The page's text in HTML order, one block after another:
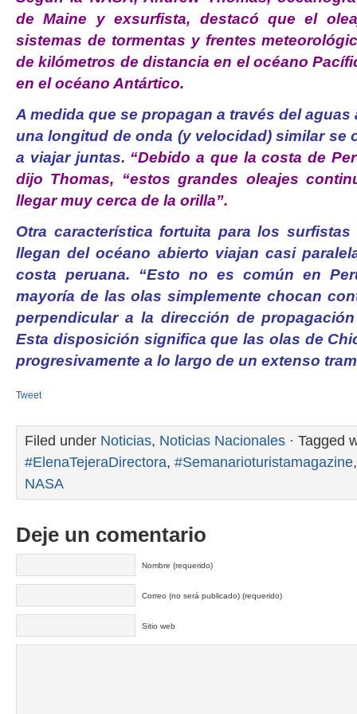
de Maine y exsurfista, destacó que el
sistemas de tormentas y frentes
de kilómetros de distancia en el océano
en el océano Antártico.
A medida que se propagan a través del
una longitud de onda (y velocidad) similar se
a viajar juntas. “Debido a que la costa de
dijo Thomas, “estos grandes oleajes
llegar muy cerca de la orilla”.
Otra característica fortuita para los
llegan del océano abierto viajan casi
costa peruana. “Esto no es común en
mayoría de las olas simplemente chocan
perpendicular a la dirección de
Esta disposición significa que las olas de
progresivamente a lo largo de un extenso
Tweet
Filed under Noticias, Noticias Nacionales · Tagged
#ElenaTejeraDirectora, #Semanarioturistamagazine
NASA
Deje un comentario
Nombre (requerido)
Correo (no será publicado) (requerido)
Sitio web